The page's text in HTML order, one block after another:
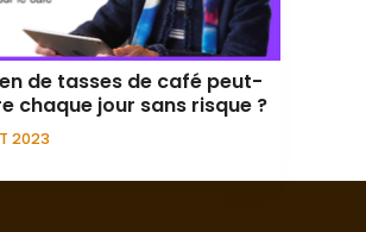
de tasses de café peut-
chaque jour sans risque ?
2023